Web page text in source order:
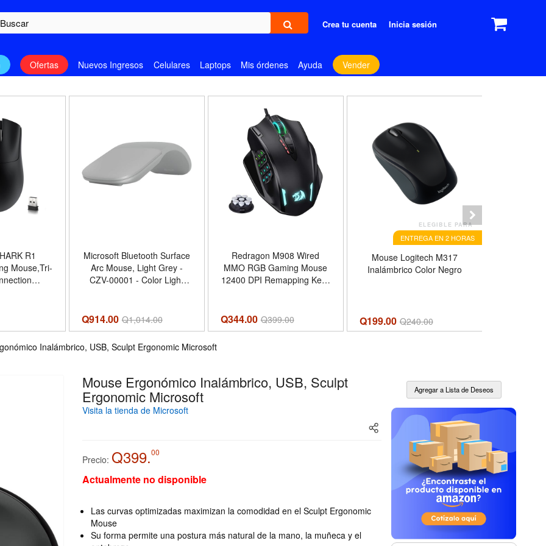
Crea tu cuenta Inicia sesión
Ofertas Nuevos Ingresos Celulares Laptops Mis órdenes Ayuda Vender
R1
Mouse,Tri-
Million Key
Design,for
Mac(Black) -
- Tamaño
Microsoft Bluetooth Surface
Arc Mouse, Light Grey -
CZV-00001 - Color Light
Q914.00 Q1,014.00
Redragon M908 Wired
MMO RGB Gaming Mouse
12400 DPI Remapping Keys
Keybinding Macro, Vibing
Backlight, Ergonomic Grip
Q344.00 Q399.00
ELEGIBLE PARA
ENTREGA EN 2 HORAS
Mouse Logitech M317
Inalámbrico Color Negro
Q199.00 Q240.00
Inalámbrico, USB, Sculpt Ergonomic Microsoft
Mouse Ergonómico Inalámbrico, USB, Sculpt
Ergonomic Microsoft
Visita la tienda de Microsoft
Precio: Q399.00
Actualmente no disponible
Las curvas optimizadas maximizan la comodidad en el Sculpt Ergonomic
Mouse
Su forma permite una postura más natural de la mano, la muñeca y el